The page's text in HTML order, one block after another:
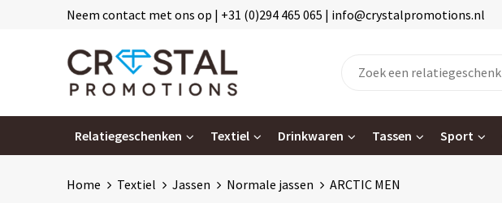
Neem contact met ons op | +31 (0)294 465 065 | info@crystalpromotions.nl
Relatiegeschenken Textiel Drinkwaren Tassen Sport
Home Textiel Jassen Normale jassen ARCTIC MEN